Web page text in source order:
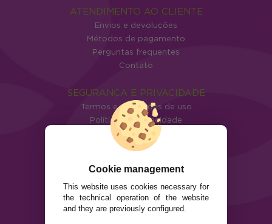
ATENDIMENTO AO CLIENTE
Envios e devoluções
Métodos de pagamento
Perguntas frequentes
Contato
SEGURANÇA E PRIVACIDADE
Termos e condições de uso
Política de privacidade
Política de cookies
Cookie management
This website uses cookies necessary for
the technical operation of the website
and they are previously configured.